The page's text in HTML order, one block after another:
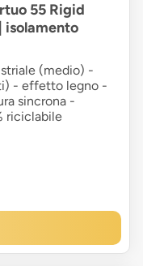
55 Rigid
isolamento
(medio) -
- effetto legno -
sincrona -
riciclabile